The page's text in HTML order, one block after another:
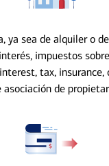
ya sea de alquiler o
impuestos
tax, insurance,
de